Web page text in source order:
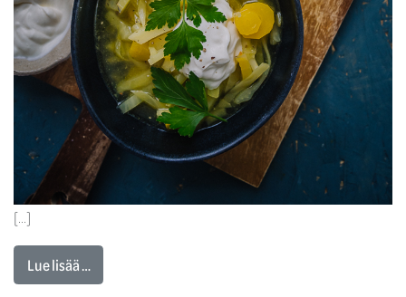
[…]
Lue lisää …